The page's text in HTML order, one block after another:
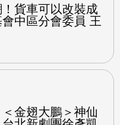
！貨車可以改裝成
中區分會委員 王
＜金翅大鵬＞神仙